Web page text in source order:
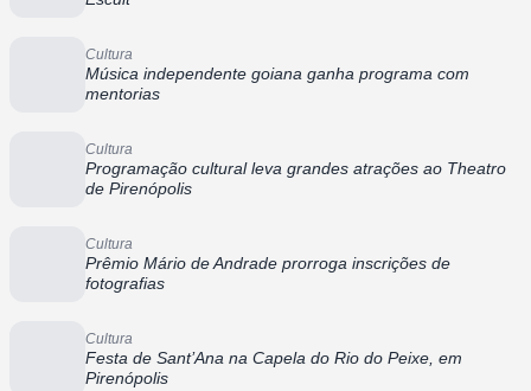
Cultura
Música independente goiana ganha programa com
mentorias
Cultura
Programação cultural leva grandes atrações ao Theatro
de Pirenópolis
Cultura
Prêmio Mário de Andrade prorroga inscrições de
fotografias
Cultura
Festa de Sant’Ana na Capela do Rio do Peixe, em
Pirenópolis